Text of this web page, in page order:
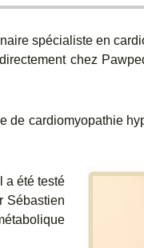
spécialiste en
chez
cardiomyopathie
a été testé
Sébastien